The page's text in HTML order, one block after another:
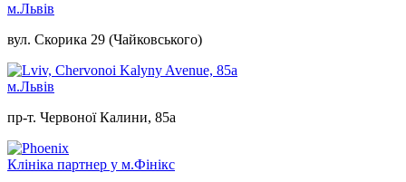
м.Львів
вул. Скорика 29 (Чайковського)
м.Львів
пр-т. Червоної Калини, 85а
Клініка партнер у м.Фінікс